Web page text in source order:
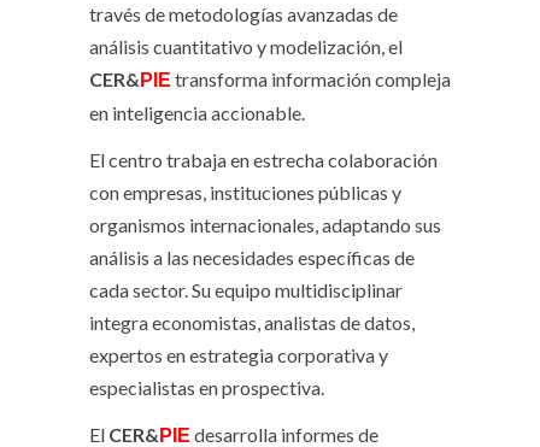
través de metodologías avanzadas de
análisis cuantitativo y modelización, el
CER& PIE transforma información compleja
en inteligencia accionable.
El centro trabaja en estrecha colaboración
con empresas, instituciones públicas y
organismos internacionales, adaptando sus
análisis a las necesidades específicas de
cada sector. Su equipo multidisciplinar
integra economistas, analistas de datos,
expertos en estrategia corporativa y
especialistas en prospectiva.
El CER& PIE desarrolla informes de